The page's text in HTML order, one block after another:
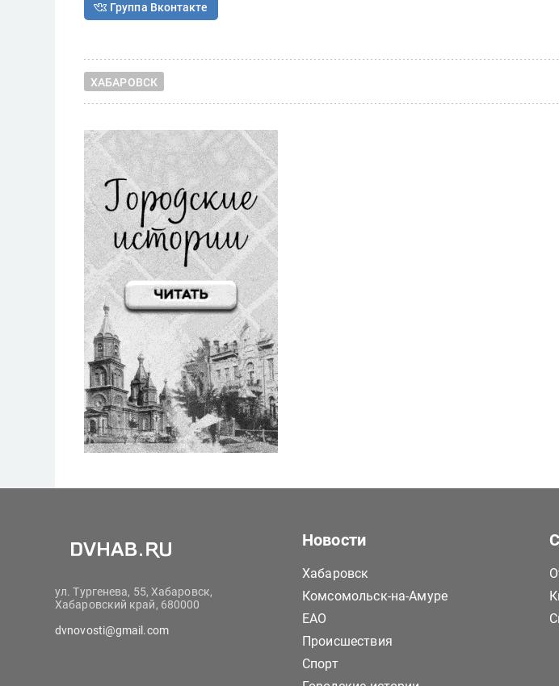
Группа Вконтакте
ХАБАРОВСК
ул. Тургенева, 55, Хабаровск,
Хабаровский край, 680000
dvnovosti@gmail.com
Новости
Хабаровск
Комсомольск-на-Амуре
ЕАО
Происшествия
Спорт